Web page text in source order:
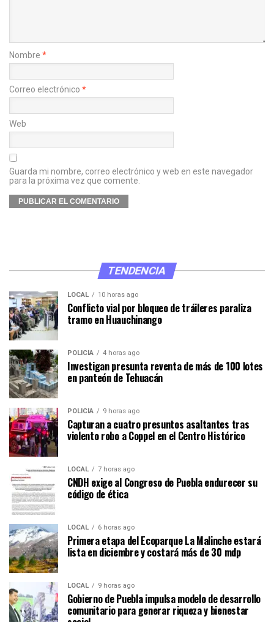
Nombre *
Correo electrónico *
Web
Guarda mi nombre, correo electrónico y web en este navegador
para la próxima vez que comente.
TENDENCIA
LOCAL 10 horas ago
Conflicto vial por bloqueo de tráileres paraliza
tramo en Huauchinango
POLICÍA 4 horas ago
Investigan presunta reventa de más de 100 lotes
en panteón de Tehuacán
POLICÍA 9 horas ago
Capturan a cuatro presuntos asaltantes tras
violento robo a Coppel en el Centro Histórico
LOCAL 7 horas ago
CNDH exige al Congreso de Puebla endurecer su
código de ética
LOCAL 6 horas ago
Primera etapa del Ecoparque La Malinche estará
lista en diciembre y costará más de 30 mdp
LOCAL 9 horas ago
Gobierno de Puebla impulsa modelo de desarrollo
comunitario para generar riqueza y bienestar